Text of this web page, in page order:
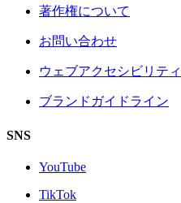
著作権について
お問い合わせ
ウェブアクセシビリテ
ブランドガイドライン
SNS
YouTube
TikTok